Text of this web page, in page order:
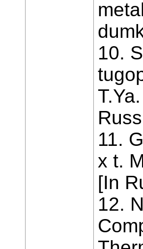
10.
11.
x t.
[In
12.